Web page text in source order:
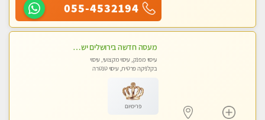
055-4532194
מעסה חדשה בירושלים ישראלית צעירה ואיכותית לעיסוי מרגיע ומפנק VIP-מומלץ לחלוטין! פרטי! ​​​​​​ Highly recommended
עיסוי מפנק, עיסוי מקצועי, עיסוי
בקלניקה פרטית, עיסוי טנטרה
פרימיום